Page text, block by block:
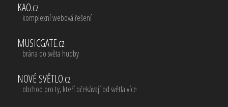
KAO.cz
komplexní webová řešení
MUSICGATE.cz
brána do světa hudby
NOVÉ SVĚTLO.cz
obchod pro ty, kteří očekávají od světla více